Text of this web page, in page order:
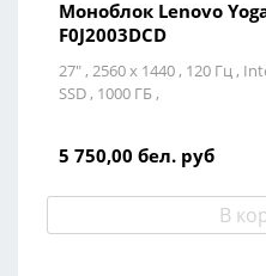
Моноблок Lenovo
F0J2003DCD
27" , 2560 x 1440 , 120 Гц ,
SSD ,
1000 ГБ ,
5 750,00 бел. руб